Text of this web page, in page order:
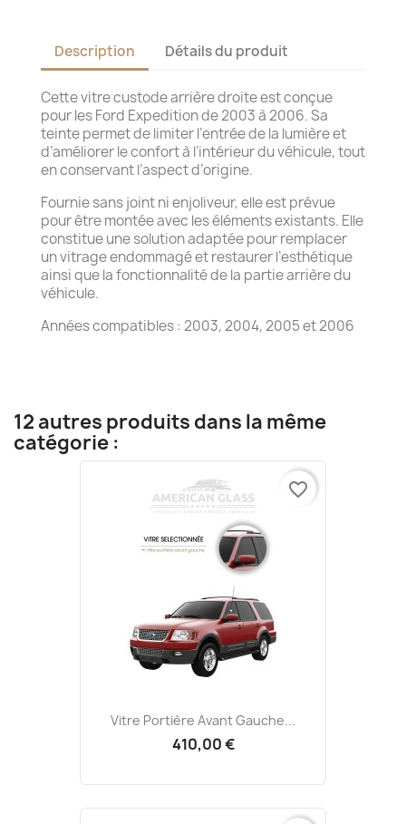
Description Détails du produit
Cette vitre custode arrière droite est conçue
pour les Ford Expedition de 2003 à 2006. Sa
teinte permet de limiter l’entrée de la lumière et
d’améliorer le confort à l’intérieur du véhicule, tout
en conservant l’aspect d’origine.
Fournie sans joint ni enjoliveur, elle est prévue
pour être montée avec les éléments existants. Elle
constitue une solution adaptée pour remplacer
un vitrage endommagé et restaurer l’esthétique
ainsi que la fonctionnalité de la partie arrière du
véhicule.
Années compatibles : 2003, 2004, 2005 et 2006
12 autres produits dans la même
catégorie :
Vitre Portière Avant Gauche...
410,00 €
favorite_border